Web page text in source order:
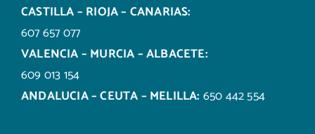
CASTILLA – RIOJA – CANARIAS:
607 657 077
VALENCIA – MURCIA – ALBACETE:
609 013 154
ANDALUCIA – CEUTA – MELILLA: 650 442 554